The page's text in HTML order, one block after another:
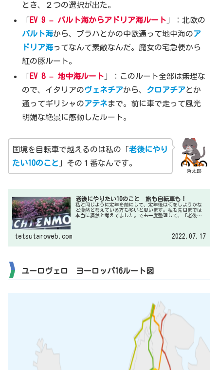
とき、２つの選択が出た。
「EV 9 – バルト海からアドリア海ルート 」：北欧の
バルト海から、プラハとかの中欧通って地中海のア
ドリア海ってなんて素敵なんだ。魔女の宅急便から
紅の豚ルート。
「EV 8 – 地中海ルート 」：このルート全部は無理な
ので、イタリアのヴェネチアから、 クロアチアとか
通ってギリシャのアテネまで。前に車で走って風光
明媚な絶景に感動したルート。
哲太郎
国境を自転車で越えるのは私の「老後にやり
たい10のこと 」その１番なんです。
老後にやりたい10のこと 旅も自転車も！
私と同じように定年を前にして、定年後は何をしようかな
ど漠然と考えている方も多いと思います。私も先日までは
本当に漠然と考えてました。でも一度整理して、「老後に
tetsutaroweb.com 2022.07.17
ユーロヴェロ ヨーロッパ16ルート図